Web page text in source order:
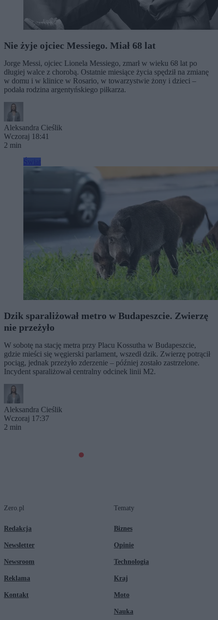
Nie żyje ojciec Messiego. Miał 68 lat
Jorge Messi, ojciec Lionela Messiego, zmarł w wieku 68 lat po
długiej walce z chorobą. Ostatnie miesiące życia spędził na zmianę
w domu i w klinice w Rosario, w towarzystwie żony i dzieci –
podała rodzina argentyńskiego piłkarza.
Aleksandra Cieślik
Wczoraj 18:41
2 min
Dzik sparaliżował metro w Budapeszcie. Zwierzę
nie przeżyło
W sobotę na stację metra przy Placu Kossutha w Budapeszcie,
gdzie mieści się węgierski parlament, wszedł dzik. Zwierzę potrącił
pociąg, jednak przeżyło zderzenie – później zostało zastrzelone.
Incydent sparaliżował centralny odcinek linii M2.
Aleksandra Cieślik
Wczoraj 17:37
2 min
Zero.pl
Redakcja
Newsletter
Newsroom
Reklama
Kontakt
Tematy
Biznes
Opinie
Technologia
Kraj
Moto
Nauka